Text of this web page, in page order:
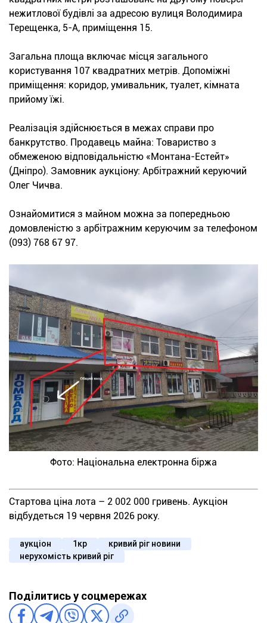
нежитлової будівлі за адресою вулиця Володимира
Терещенка, 5-А, приміщення 15.
Загальна площа включає місця загального
користування 107 квадратних метрів. Допоміжні
приміщення: коридор, умивальник, туалет, кімната
прийому їжі.
Реалізація здійснюється в межах справи про
банкрутство. Продавець майна: Товариство з
обмеженою відповідальністю «Монтана-Естейт»
(Дніпро). Замовник аукціону: Арбітражний керуючий
Олег Чичва.
Ознайомитися з майном можна за попередньою
домовленістю з арбітражним керуючим за телефоном
(093) 768 67 97.
Фото: Національна електронна біржа
Стартова ціна лота – 2 002 000 гривень. Аукціон
відбудеться 19 червня 2026 року.
аукціон 1кр
кривий ріг новини
нерухомість кривий ріг
Поділитись у соцмережах